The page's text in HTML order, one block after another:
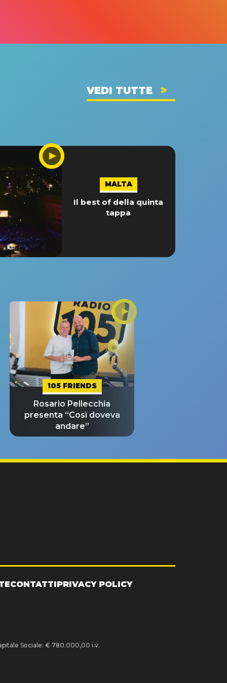
VEDI TUTTE
MALTA
Il best of della quinta
tappa
105 FRIENDS
Rosario Pellecchia
presenta “Così doveva
andare”
CONTATTIPRIVACY POLICY
Sociale: € 780.000,00 i.v.